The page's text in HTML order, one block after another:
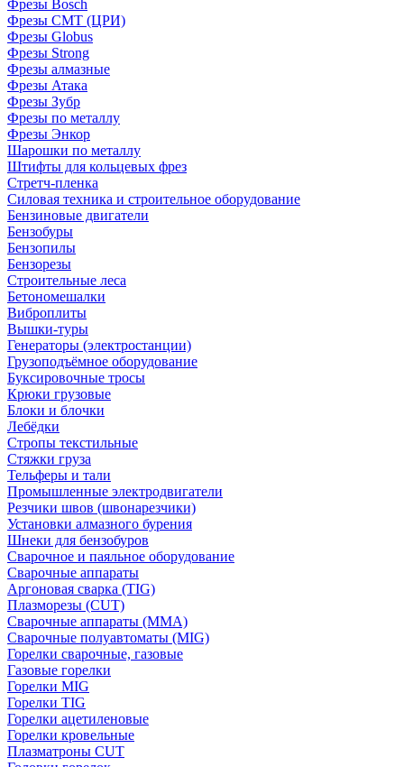
Фрезы Bosch
Фрезы CMT (ЦРИ)
Фрезы Globus
Фрезы Strong
Фрезы алмазные
Фрезы Атака
Фрезы Зубр
Фрезы по металлу
Фрезы Энкор
Шарошки по металлу
Штифты для кольцевых фрез
Стретч-пленка
Силовая техника и строительное оборудование
Бензиновые двигатели
Бензобуры
Бензопилы
Бензорезы
Строительные леса
Бетономешалки
Виброплиты
Вышки-туры
Генераторы (электростанции)
Грузоподъёмное оборудование
Буксировочные тросы
Крюки грузовые
Блоки и блочки
Лебёдки
Стропы текстильные
Стяжки груза
Тельферы и тали
Промышленные электродвигатели
Резчики швов (швонарезчики)
Установки алмазного бурения
Шнеки для бензобуров
Сварочное и паяльное оборудование
Сварочные аппараты
Аргоновая сварка (TIG)
Плазморезы (CUT)
Сварочные аппараты (MMA)
Сварочные полуавтоматы (MIG)
Горелки сварочные, газовые
Газовые горелки
Горелки MIG
Горелки TIG
Горелки ацетиленовые
Горелки кровельные
Плазматроны CUT